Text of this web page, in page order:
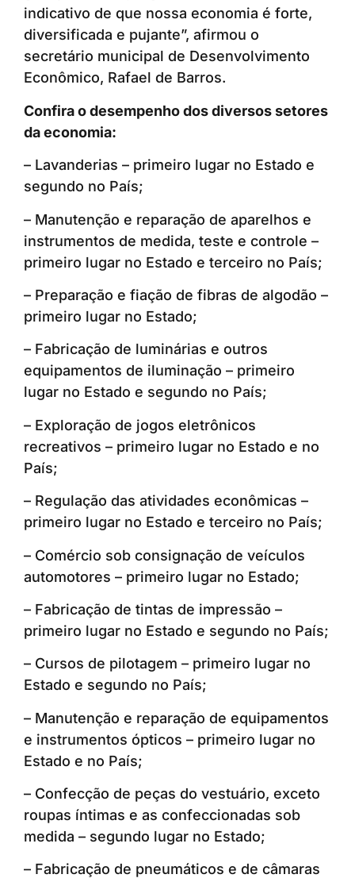
indicativo de que nossa economia é forte,
diversificada e pujante”, afirmou o
secretário municipal de Desenvolvimento
Econômico, Rafael de Barros.
Confira o desempenho dos diversos setores
da economia:
– Lavanderias – primeiro lugar no Estado e
segundo no País;
– Manutenção e reparação de aparelhos e
instrumentos de medida, teste e controle –
primeiro lugar no Estado e terceiro no País;
– Preparação e fiação de fibras de algodão –
primeiro lugar no Estado;
– Fabricação de luminárias e outros
equipamentos de iluminação – primeiro
lugar no Estado e segundo no País;
– Exploração de jogos eletrônicos
recreativos – primeiro lugar no Estado e no
País;
– Regulação das atividades econômicas –
primeiro lugar no Estado e terceiro no País;
– Comércio sob consignação de veículos
automotores – primeiro lugar no Estado;
– Fabricação de tintas de impressão –
primeiro lugar no Estado e segundo no País;
– Cursos de pilotagem – primeiro lugar no
Estado e segundo no País;
– Manutenção e reparação de equipamentos
e instrumentos ópticos – primeiro lugar no
Estado e no País;
– Confecção de peças do vestuário, exceto
roupas íntimas e as confeccionadas sob
medida – segundo lugar no Estado;
– Fabricação de pneumáticos e de câmaras